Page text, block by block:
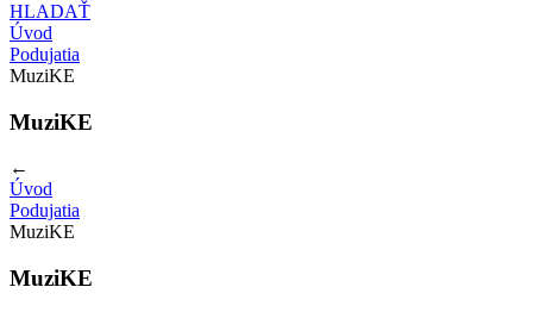
HLADAŤ
Úvod
Podujatia
MuziKE
MuziKE
←
Úvod
Podujatia
MuziKE
MuziKE